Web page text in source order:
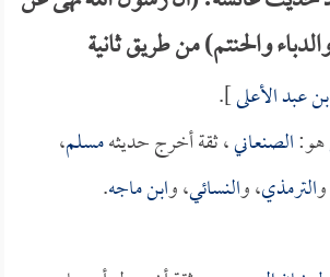
والحنتم) من طريق ثانية
عبد الأعلى].
هو:الصنعاني، ثقة أخرج حديثهمسلم،
الترمذي، والنسائي، وابن ماجه.